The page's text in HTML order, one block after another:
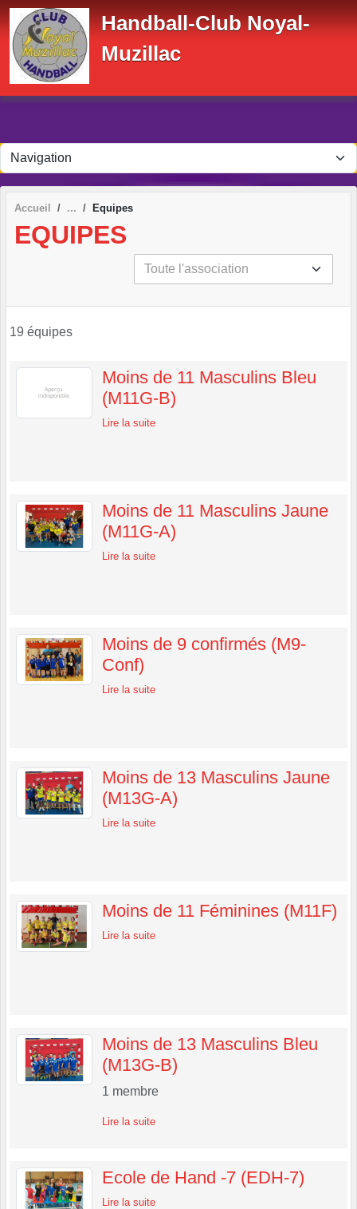
Handball-Club Noyal-
Muzillac
Accueil Equipes
EQUIPES
19 équipes
Moins de 11 Masculins Bleu
(M11G-B)
Lire la suite
Moins de 11 Masculins Jaune
(M11G-A)
Lire la suite
Moins de 9 confirmés (M9-
Conf)
Lire la suite
Moins de 13 Masculins Jaune
(M13G-A)
Lire la suite
Moins de 11 Féminines (M11F)
Lire la suite
Moins de 13 Masculins Bleu
(M13G-B)
1 membre
Lire la suite
Ecole de Hand -7 (EDH-7)
Lire la suite
Panneau de gestion des cookies